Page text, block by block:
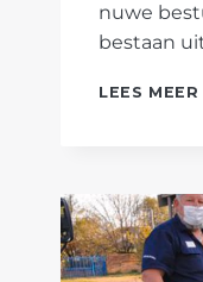
nuwe
bestaan
LEES MEER